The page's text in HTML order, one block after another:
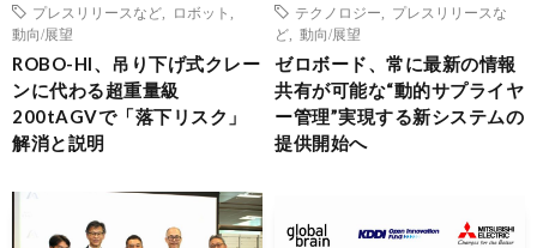
プレスリリースなど
ロボット
動向/展望
ROBO-HI、吊り下げ式クレー
ンに代わる超重量級
200tAGVで「落下リスク」
解消と説明
テクノロジー
プレスリリースな
ど
動向/展望
ゼロボード、常に最新の情報
共有が可能な“動的サプライヤ
ー管理”実現する新システムの
提供開始へ